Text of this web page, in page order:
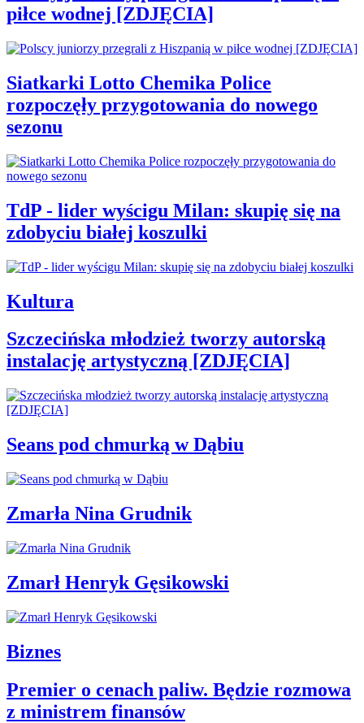
piłce wodnej [ZDJĘCIA]
Siatkarki Lotto Chemika Police
rozpoczęły przygotowania do nowego
sezonu
TdP - lider wyścigu Milan: skupię się na
zdobyciu białej koszulki
Kultura
Szczecińska młodzież tworzy autorską
instalację artystyczną [ZDJĘCIA]
Seans pod chmurką w Dąbiu
Zmarła Nina Grudnik
Zmarł Henryk Gęsikowski
Biznes
Premier o cenach paliw. Będzie rozmowa
z ministrem finansów